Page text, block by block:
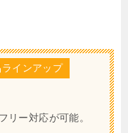
インアップ
リー対応が可能。